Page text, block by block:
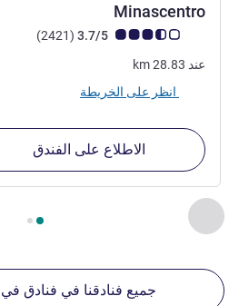
السابق - منشآتنا الأخرى القريبة
الصفحة
Minascentro
ملاحظة أراء العملاء (رأي ALL) (2421 أراء
)
عند
km28.83
الاطلاع على الفندق
جميع فنادقنا في فنادق في Lagoa Santa